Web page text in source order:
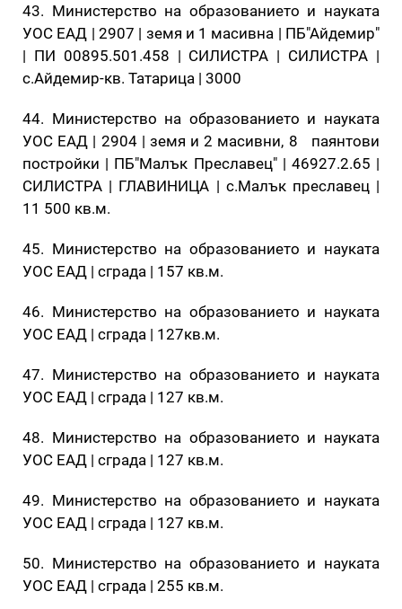
43. Министерство на образованието и науката
УОС ЕАД | 2907 | земя и 1 масивна | ПБ"Айдемир"
| ПИ 00895.501.458 | СИЛИСТРА | СИЛИСТРА |
с.Айдемир-кв. Татарица | 3000
44. Министерство на образованието и науката
УОС ЕАД | 2904 | земя и 2 масивни, 8 паянтови
постройки | ПБ"Малък Преславец" | 46927.2.65 |
СИЛИСТРА | ГЛАВИНИЦА | с.Малък преславец |
11 500 кв.м.
45. Министерство на образованието и науката
УОС ЕАД | сграда | 157 кв.м.
46. Министерство на образованието и науката
УОС ЕАД | сграда | 127кв.м.
47. Министерство на образованието и науката
УОС ЕАД | сграда | 127 кв.м.
48. Министерство на образованието и науката
УОС ЕАД | сграда | 127 кв.м.
49. Министерство на образованието и науката
УОС ЕАД | сграда | 127 кв.м.
50. Министерство на образованието и науката
УОС ЕАД | сграда | 255 кв.м.